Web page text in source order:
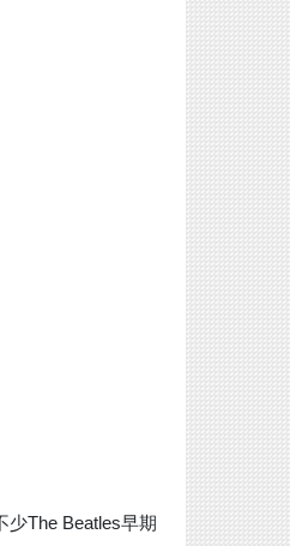
少The Beatles早期